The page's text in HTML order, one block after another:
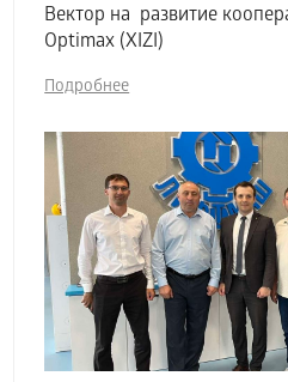
Вектор на развитие
Optimax (XIZI)
Подробнее